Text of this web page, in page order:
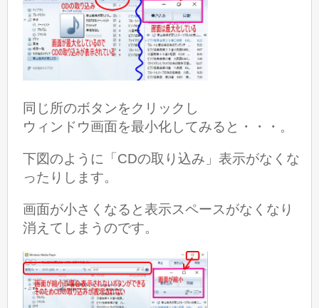
同じ所のボタンをクリックし
ウィンドウ画面を最小化してみると・・・。
下図のように「CDの取り込み」表示がなくな
ったりします。
画面が小さくなると表示スペースがなくなり
消えてしまうのです。